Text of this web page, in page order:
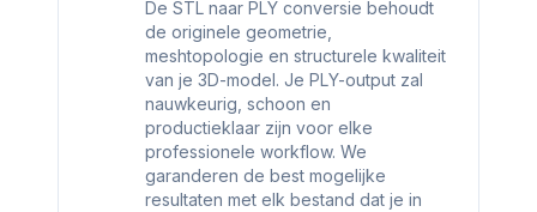
De STL naar PLY conversie behoudt
de originele geometrie,
meshtopologie en structurele kwaliteit
van je 3D-model. Je PLY-output zal
nauwkeurig, schoon en
productieklaar zijn voor elke
professionele workflow. We
garanderen de best mogelijke
resultaten met elk bestand dat je in